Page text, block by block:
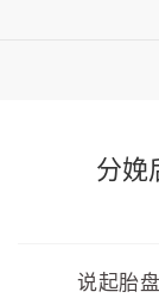
分娩
说起胎